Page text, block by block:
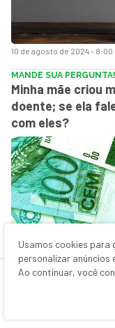
10 de agosto de 2024 - 8:00
3 de agosto de 2024 - 8:00
MANDE SUA PERGUNTA!
Minha mãe criou
doente; se ela
com eles?
Da taxa de
Usamos cookies
personalizar anúncios
Ao continuar, você